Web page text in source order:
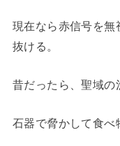
現在なら赤信号を
抜ける。
昔だったら、聖域の
石器で脅かして食べ